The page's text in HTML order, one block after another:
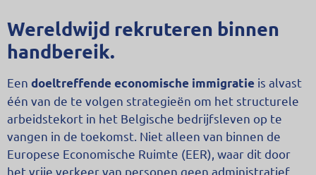
Wereldwijd rekruteren binnen
handbereik.
Een doeltreffende economische immigratie is alvast
één van de te volgen strategieën om het structurele
arbeidstekort in het Belgische bedrijfsleven op te
vangen in de toekomst. Niet alleen van binnen de
Europese Economische Ruimte (EER), waar dit door
het vrije verkeer van personen geen administratief